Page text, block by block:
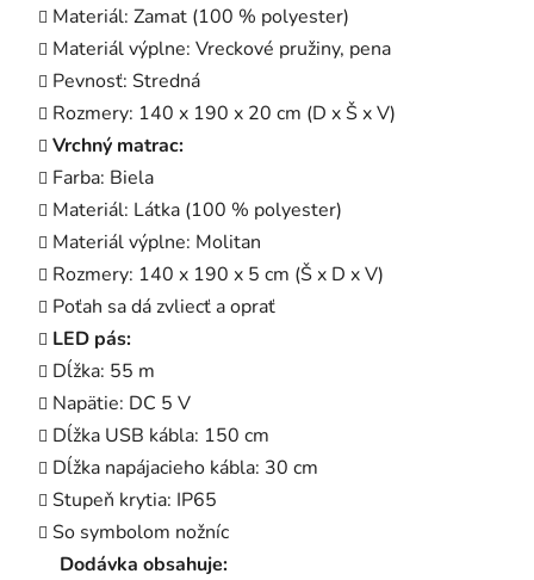
Materiál: Zamat (100 % polyester)
Materiál výplne: Vreckové pružiny, pena
Pevnosť: Stredná
Rozmery: 140 x 190 x 20 cm (D x Š x V)
Vrchný matrac:
Farba: Biela
Materiál: Látka (100 % polyester)
Materiál výplne: Molitan
Rozmery: 140 x 190 x 5 cm (Š x D x V)
Poťah sa dá zvliecť a oprať
LED pás:
Dĺžka: 55 m
Napätie: DC 5 V
Dĺžka USB kábla: 150 cm
Dĺžka napájacieho kábla: 30 cm
Stupeň krytia: IP65
So symbolom nožníc
Dodávka obsahuje: